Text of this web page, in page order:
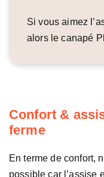
Si vous aimez
alors le canapé
Confort &
ferme
En terme de confort,
possible car l’assise